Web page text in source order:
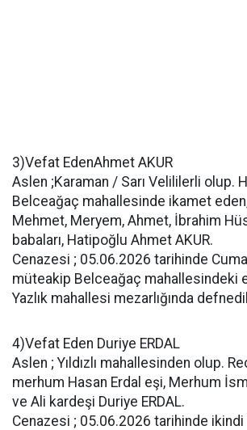
3)Vefat EdenAhmet AKUR
Aslen ;Karaman / Sarı Velililerli olup.
Belceağaç mahallesinde ikamet
Mehmet, Meryem, Ahmet, İbrahim
babaları, Hatipoğlu Ahmet AKUR.
Cenazesi ; 05.06.2026 tarihinde Cuma
müteakip Belceağaç mahallesindeki
Yazlık mahallesi mezarlığında
4)Vefat Eden Duriye ERDAL
Aslen ; Yıldızlı mahallesinden olup.
merhum Hasan Erdal eşi, Merhum
ve Ali kardeşi Duriye ERDAL.
Cenazesi ; 05.06.2026 tarihinde ikindi